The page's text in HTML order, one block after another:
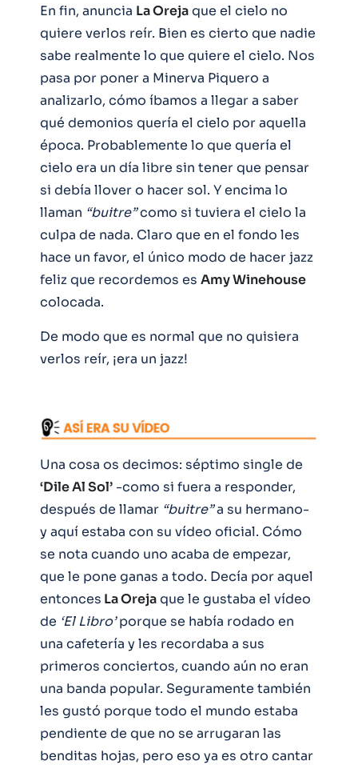
En fin, anuncia La Orejaque el cielo no
quiere verlos reír. Bien es cierto que nadie
sabe realmente lo que quiere el cielo. Nos
pasa por poner a Minerva Piquero a
analizarlo, cómo íbamos a llegar a saber
qué demonios quería el cielo por aquella
época. Probablemente lo que quería el
cielo era un día libre sin tener que pensar
si debía llover o hacer sol. Y encima lo
llaman “buitre”como si tuviera el cielo la
culpa de nada. Claro que en el fondo les
hace un favor, el único modo de hacer jazz
feliz que recordemos es Amy Winehouse
colocada.
De modo que es normal que no quisiera
verlos reír, ¡era un jazz!
Una cosa os decimos: séptimo single de
‘Dile Al Sol’ -como si fuera a responder,
después de llamar “buitre”a su hermano-
y aquí estaba con su vídeo oficial. Cómo
se nota cuando uno acaba de empezar,
que le pone ganas a todo. Decía por aquel
entonces La Orejaque le gustaba el vídeo
de ‘El Libro’porque se había rodado en
una cafetería y les recordaba a sus
primeros conciertos, cuando aún no eran
una banda popular. Seguramente también
les gustó porque todo el mundo estaba
pendiente de que no se arrugaran las
benditas hojas, pero eso ya es otro cantar